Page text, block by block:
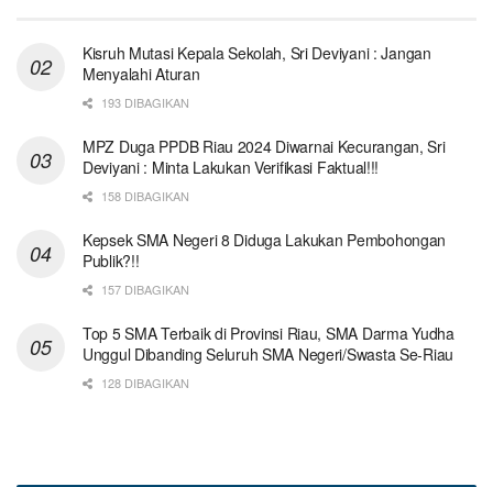
Kisruh Mutasi Kepala Sekolah, Sri Deviyani : Jangan
Menyalahi Aturan
193 DIBAGIKAN
MPZ Duga PPDB Riau 2024 Diwarnai Kecurangan, Sri
Deviyani : Minta Lakukan Verifikasi Faktual!!!
158 DIBAGIKAN
Kepsek SMA Negeri 8 Diduga Lakukan Pembohongan
Publik?!!
157 DIBAGIKAN
Top 5 SMA Terbaik di Provinsi Riau, SMA Darma Yudha
Unggul Dibanding Seluruh SMA Negeri/Swasta Se-Riau
128 DIBAGIKAN